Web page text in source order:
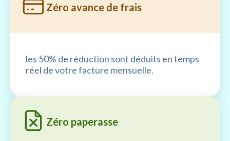
Zéro avance de frais
les 50% de réduction sont déduits en temps
réel de votre facture mensuelle.
Zéro paperasse